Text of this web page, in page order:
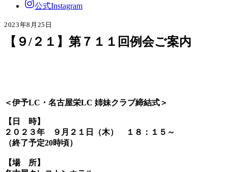
公式Instagram
2023年8月25日
【９/２１】第７１１回例会ご案内
＜伊予LC・名古屋栄LC 姉妹クラブ締結式＞
【日 時】
２０２３年 ９月２１日（木） １８：１５～
（終了予定20時頃）
【場 所】